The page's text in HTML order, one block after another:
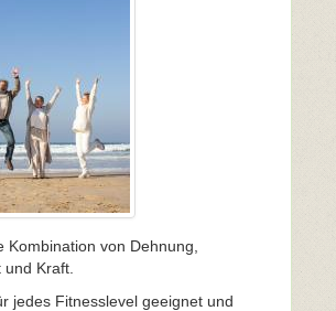
Kombination von Dehnung,
Kraft.
jedes Fitnesslevel geeignet und